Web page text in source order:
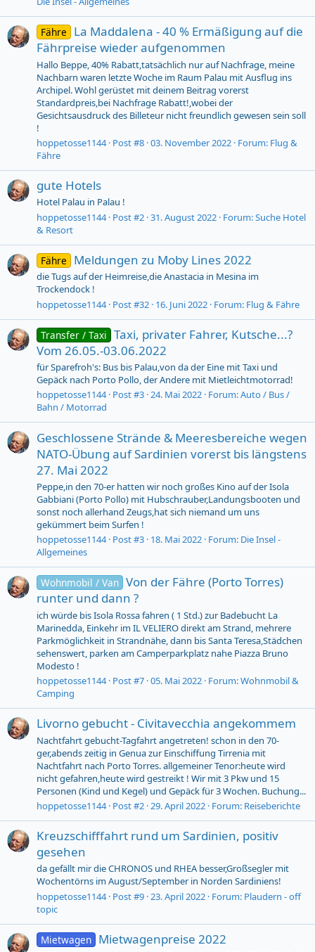
Fähre
La Maddalena - 40 % Ermäßigung auf die
Fährpreise wieder aufgenommen
Hallo Beppe, 40% Rabatt,tatsächlich nur auf Nachfrage, meine
Nachbarn waren letzte Woche im Raum Palau mit Ausflug ins
Archipel. Wohl gerüstet mit deinem Beitrag vorerst
Standardpreis,bei Nachfrage Rabatt!,wobei der
Gesichtsausdruck des Billeteur nicht freundlich gewesen sein soll
!
hoppetosse1144 Post #8 03. November 2022 Forum: Flug &
Fähre
gute Hotels
Hotel Palau in Palau !
hoppetosse1144 Post #2 31. August 2022 Forum:Suche Hotel
& Resort
Fähre Meldungen zu Moby Lines 2022
die Tugs auf der Heimreise,die Anastacia in Mesina im
Trockendock !
hoppetosse1144 Post #32 16. Juni 2022 Forum: Flug & Fähre
Transfer / Taxi Taxi, privater Fahrer, Kutsche...?
Vom 26.05.-03.06.2022
für Sparefroh's: Bus bis Palau,von da der Eine mit Taxi und
Gepäck nach Porto Pollo, der Andere mit Mietleichtmotorrad!
hoppetosse1144 Post #3 24. Mai 2022 Forum:Auto / Bus /
Bahn / Motorrad
Geschlossene Strände & Meeresbereiche wegen
NATO-Übung auf Sardinien vorerst bis längstens
27. Mai 2022
Peppe,in den 70-er hatten wir noch großes Kino auf der Isola
Gabbiani (Porto Pollo) mit Hubschrauber,Landungsbooten und
sonst noch allerhand Zeugs,hat sich niemand um uns
gekümmert beim Surfen !
hoppetosse1144 Post #3 18. Mai 2022 Forum: Die Insel -
Allgemeines
Wohnmobil / Van Von der Fähre (Porto Torres)
runter und dann ?
ich würde bis Isola Rossa fahren ( 1 Std.) zur Badebucht La
Marinedda, Einkehr im IL VELIERO direkt am Strand, mehrere
Parkmöglichkeit in Strandnähe, dann bis Santa Teresa,Städchen
sehenswert, parken am Camperparkplatz nahe Piazza Bruno
Modesto !
hoppetosse1144 Post #7 05. Mai 2022 Forum:Wohnmobil &
Camping
Livorno gebucht - Civitavecchia angekommem
Nachtfahrt gebucht-Tagfahrt angetreten! schon in den 70-
ger,abends zeitig in Genua zur Einschiffung Tirrenia mit
Nachtfahrt nach Porto Torres. allgemeiner Tenor:heute wird
nicht gefahren,heute wird gestreikt ! Wir mit 3 Pkw und 15
Personen (Kind und Kegel) und Gepäck für 3 Wochen. Buchung...
hoppetosse1144 Post #2 29. April 2022 Forum: Reiseberichte
Kreuzschifffahrt rund um Sardinien, positiv
gesehen
da gefällt mir die CHRONOS und RHEA besser,Großsegler mit
Wochentörns im August/September in Norden Sardiniens!
hoppetosse1144 Post #9 23. April 2022 Forum: Plaudern - off
topic
Mietwagen Mietwagenpreise 2022